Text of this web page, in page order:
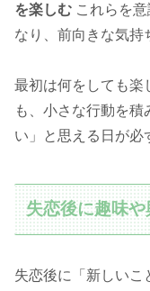
を楽しむ これらを
なり、前向きな気持
最初は何をしても楽
も、小さな行動を
い」と思える日が必
失恋後に趣味
失恋後に「新しいこ